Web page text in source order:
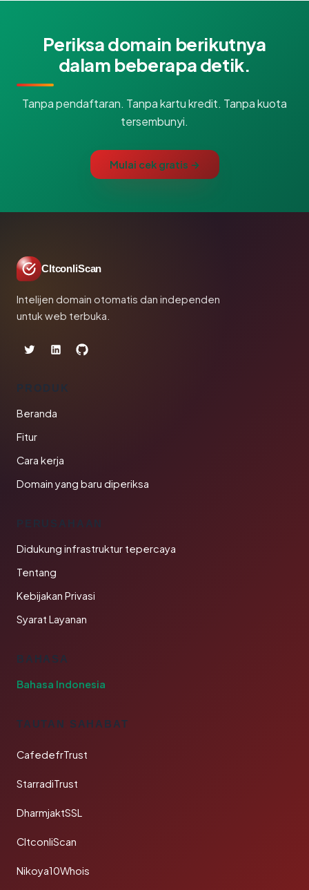
Periksa domain berikutnya
dalam beberapa detik.
Tanpa pendaftaran. Tanpa kartu kredit. Tanpa kuota
tersembunyi.
Mulai cek gratis →
CltconliScan
Intelijen domain otomatis dan independen
untuk web terbuka.
PRODUK
Beranda
Fitur
Cara kerja
Domain yang baru diperiksa
PERUSAHAAN
Didukung infrastruktur tepercaya
Tentang
Kebijakan Privasi
Syarat Layanan
BAHASA
Bahasa Indonesia
TAUTAN SAHABAT
CafedefrTrust
StarradiTrust
DharmjaktSSL
CltconliScan
Nikoya10Whois